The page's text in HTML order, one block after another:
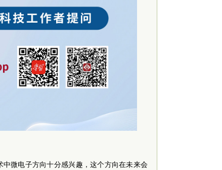
微电子方向十分感兴趣，这个方向在未来会